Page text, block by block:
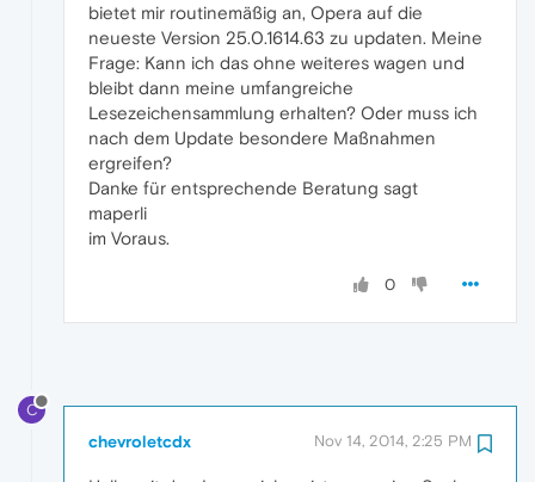
bietet mir routinemäßig an, Opera auf die
neueste Version 25.0.1614.63 zu updaten. Meine
Frage: Kann ich das ohne weiteres wagen und
bleibt dann meine umfangreiche
Lesezeichensammlung erhalten? Oder muss ich
nach dem Update besondere Maßnahmen
ergreifen?
Danke für entsprechende Beratung sagt
maperli
im Voraus.
0
C
chevroletcdx Nov 14, 2014, 2:25 PM